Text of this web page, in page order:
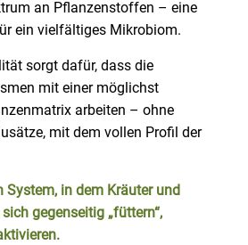
an Pflanzenstoffen – eine
ein vielfältiges Mikrobiom.
sorgt dafür, dass die
mit einer möglichst
arbeiten – ohne
mit dem vollen Profil der
System, in dem Kräuter und
gegenseitig „füttern“,